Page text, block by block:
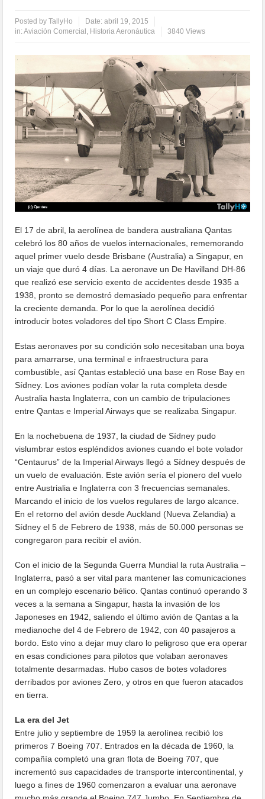
Posted byTallyHo Date:abril 19, 2015
in:Aviación Comercial , Historia Aeronáutica 3840 Views
El 17 de abril, la aerolínea de bandera australiana Qantas
celebró los 80 años de vuelos internacionales, rememorando
aquel primer vuelo desde Brisbane (Australia) a Singapur, en
un viaje que duró 4 días. La aeronave un De Havilland DH-86
que realizó ese servicio exento de accidentes desde 1935 a
1938, pronto se demostró demasiado pequeño para enfrentar
la creciente demanda. Por lo que la aerolínea decidió
introducir botes voladores del tipo Short C Class Empire.
Estas aeronaves por su condición solo necesitaban una boya
para amarrarse, una terminal e infraestructura para
combustible, así Qantas estableció una base en Rose Bay en
Sídney. Los aviones podían volar la ruta completa desde
Australia hasta Inglaterra, con un cambio de tripulaciones
entre Qantas e Imperial Airways que se realizaba Singapur.
En la nochebuena de 1937, la ciudad de Sídney pudo
vislumbrar estos espléndidos aviones cuando el bote volador
“Centaurus” de la Imperial Airways llegó a Sídney después de
un vuelo de evaluación. Este avión sería el pionero del vuelo
entre Austrialia e Inglaterra con 3 frecuencias semanales.
Marcando el inicio de los vuelos regulares de largo alcance.
En el retorno del avión desde Auckland (Nueva Zelandia) a
Sídney el 5 de Febrero de 1938, más de 50.000 personas se
congregaron para recibir el avión.
Con el inicio de la Segunda Guerra Mundial la ruta Australia –
Inglaterra, pasó a ser vital para mantener las comunicaciones
en un complejo escenario bélico. Qantas continuó operando 3
veces a la semana a Singapur, hasta la invasión de los
Japoneses en 1942, saliendo el último avión de Qantas a la
medianoche del 4 de Febrero de 1942, con 40 pasajeros a
bordo. Esto vino a dejar muy claro lo peligroso que era operar
en esas condiciones para pilotos que volaban aeronaves
totalmente desarmadas. Hubo casos de botes voladores
derribados por aviones Zero, y otros en que fueron atacados
en tierra.
La era del Jet
Entre julio y septiembre de 1959 la aerolínea recibió los
primeros 7 Boeing 707. Entrados en la década de 1960, la
compañía completó una gran flota de Boeing 707, que
incrementó sus capacidades de transporte intercontinental, y
luego a fines de 1960 comenzaron a evaluar una aeronave